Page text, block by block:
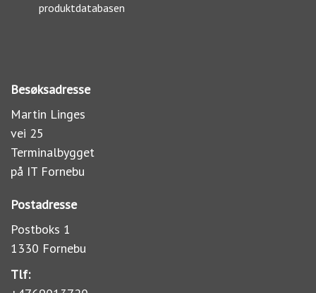
produktdatabasen
Besøksadresse
Martin Linges
vei 25
Terminalbygget
på IT Fornebu
Postadresse
Postboks 1
1330 Fornebu
Tlf: